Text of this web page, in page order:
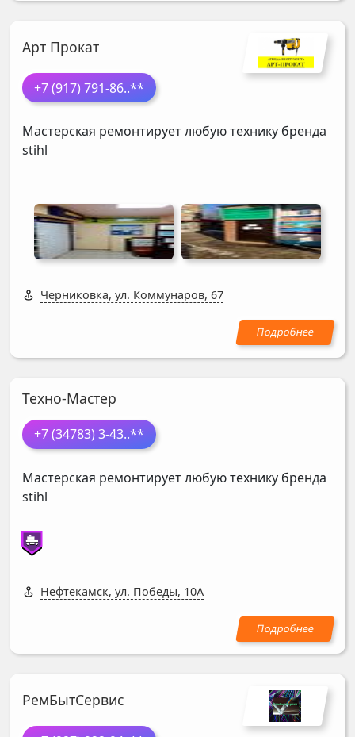
Арт Прокат
+7 (917) 791-86..**
Мастерская ремонтирует любую технику бренда
stihl
Черниковка, ул. Коммунаров, 67
Техно-Мастер
+7 (34783) 3-43..**
Мастерская ремонтирует любую технику бренда
stihl
Нефтекамск, ул. Победы, 10А
РемБытСервис